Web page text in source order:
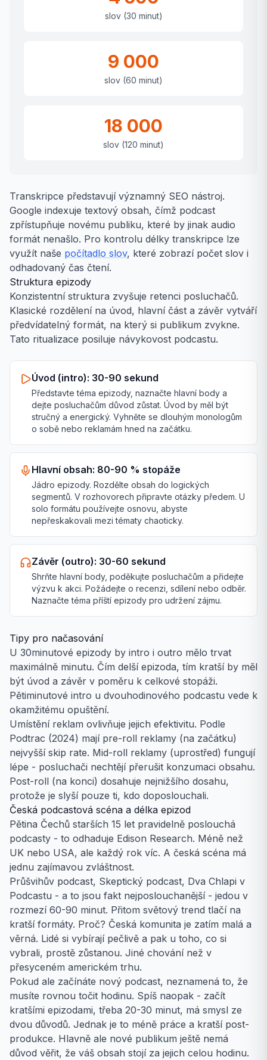
slov (30 minut)
9 000
slov (60 minut)
18 000
slov (120 minut)
Transkripce představují významný SEO nástroj.
Google indexuje textový obsah, čímž podcast
zpřístupňuje novému publiku, které by jinak audio
formát nenašlo. Pro kontrolu délky transkripce lze
využít naše počítadlo slov, které zobrazí počet slov i
odhadovaný čas čtení.
Struktura epizody
Konzistentní struktura zvyšuje retenci posluchačů.
Klasické rozdělení na úvod, hlavní část a závěr vytváří
předvídatelný formát, na který si publikum zvykne.
Tato ritualizace posiluje návykovost podcastu.
Úvod (intro): 30-90 sekund
Představte téma epizody, naznačte hlavní body a
dejte posluchačům důvod zůstat. Úvod by měl být
stručný a energický. Vyhněte se dlouhým monologům
o sobě nebo reklamám hned na začátku.
Hlavní obsah: 80-90 % stopáže
Jádro epizody. Rozdělte obsah do logických
segmentů. V rozhovorech připravte otázky předem. U
solo formátu používejte osnovu, abyste
nepřeskakovali mezi tématy chaoticky.
Závěr (outro): 30-60 sekund
Shrňte hlavní body, poděkujte posluchačům a přidejte
výzvu k akci. Požádejte o recenzi, sdílení nebo odběr.
Naznačte téma příští epizody pro udržení zájmu.
Tipy pro načasování
U 30minutové epizody by intro i outro mělo trvat
maximálně minutu. Čím delší epizoda, tím kratší by měl
být úvod a závěr v poměru k celkové stopáži.
Pětiminutové intro u dvouhodinového podcastu vede k
okamžitému opuštění.
Umístění reklam ovlivňuje jejich efektivitu. Podle
Podtrac (2024) mají pre-roll reklamy (na začátku)
nejvyšší skip rate. Mid-roll reklamy (uprostřed) fungují
lépe - posluchači nechtějí přerušit konzumaci obsahu.
Post-roll (na konci) dosahuje nejnižšího dosahu,
protože je slyší pouze ti, kdo doposlouchali.
Česká podcastová scéna a délka epizod
Pětina Čechů starších 15 let pravidelně poslouchá
podcasty - to odhaduje Edison Research. Méně než
UK nebo USA, ale každý rok víc. A česká scéna má
jednu zajímavou zvláštnost.
Průšvihův podcast, Skeptický podcast, Dva Chlapi v
Podcastu - a to jsou fakt nejposlouchanější - jedou v
rozmezí 60-90 minut. Přitom světový trend tlačí na
kratší formáty. Proč? Česká komunita je zatím malá a
věrná. Lidé si vybírají pečlivě a pak u toho, co si
vybrali, prostě zůstanou. Jiné chování než v
přesyceném americkém trhu.
Pokud ale začínáte nový podcast, neznamená to, že
musíte rovnou točit hodinu. Spíš naopak - začít
kratšími epizodami, třeba 20-30 minut, má smysl ze
dvou důvodů. Jednak je to méně práce a kratší post-
produkce. Hlavně ale nové publikum ještě nemá
důvod věřit, že váš obsah stojí za jejich celou hodinu.